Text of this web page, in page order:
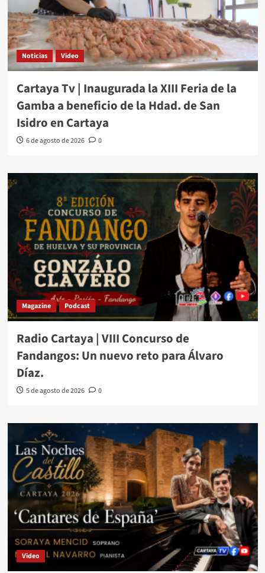
Noticias Video
Cartaya Tv | Inaugurada la XIII Feria de la
Gamba a beneficio de la Hdad. de San
Isidro en Cartaya
6 de agosto de 2026 0
Magazine Podcast
Radio Cartaya | VIII Concurso de
Fandangos: Un nuevo reto para Álvaro
Díaz.
5 de agosto de 2026 0
Video